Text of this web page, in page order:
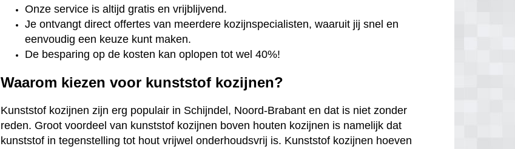
Onze service is altijd gratis en vrijblijvend.
Je ontvangt direct offertes van meerdere kozijnspecialisten, waaruit jij snel en
eenvoudig een keuze kunt maken.
De besparing op de kosten kan oplopen tot wel 40%!
Waarom kiezen voor kunststof kozijnen?
Kunststof kozijnen zijn erg populair in Schijndel, Noord-Brabant en dat is niet zonder
reden. Groot voordeel van kunststof kozijnen boven houten kozijnen is namelijk dat
kunststof in tegenstelling tot hout vrijwel onderhoudsvrij is. Kunststof kozijnen hoeven